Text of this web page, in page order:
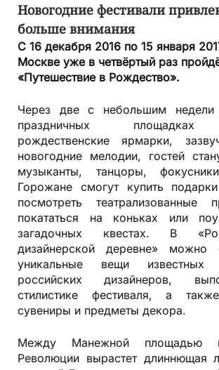
Новогодние фестивали
больше внимания
С 16 декабря 2016 по 15 января
Москве уже в четвёртый раз
«Путешествие в Рождество».
Через две с небольшим
праздничных площадках
рождественские ярмарки,
новогодние мелодии, гостей
музыканты, танцоры,
Горожане смогут купить
посмотреть театрализованные
покататься на коньках или
загадочных квестах. В
дизайнерской деревне» можно
уникальные вещи
российских дизайнеров,
стилистике фестиваля, а
сувениры и предметы декора.
Между Манежной площадью
Революции вырастет длиннющая